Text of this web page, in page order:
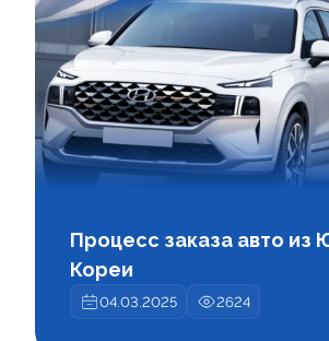
Процесс заказа авто из
Кореи
04.03.2025 2624